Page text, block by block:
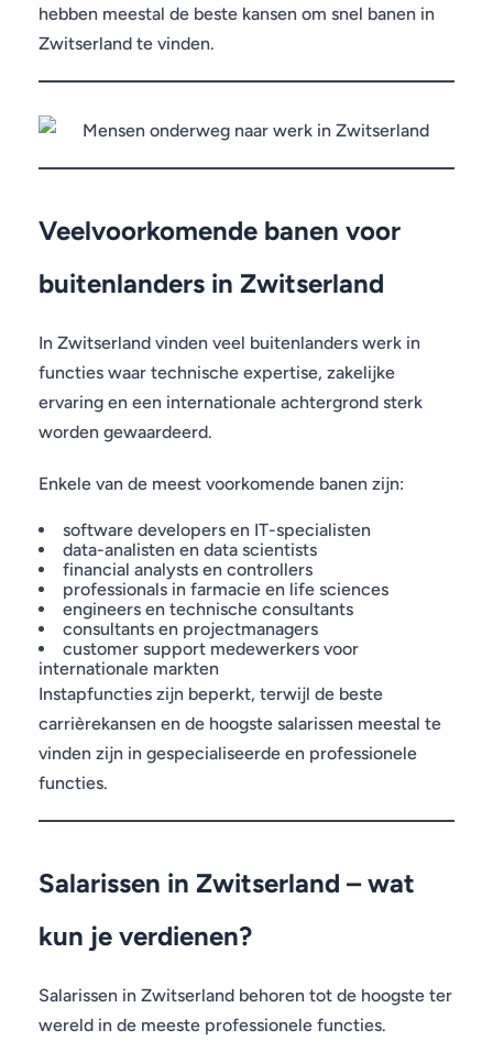
hebben meestal de beste kansen om snel banen in
Zwitserland te vinden.
Veelvoorkomende banen voor
buitenlanders in Zwitserland
In Zwitserland vinden veel buitenlanders werk in
functies waar technische expertise, zakelijke
ervaring en een internationale achtergrond sterk
worden gewaardeerd.
Enkele van de meest voorkomende banen zijn:
software developers en IT-specialisten
data-analisten en data scientists
financial analysts en controllers
professionals in farmacie en life sciences
engineers en technische consultants
consultants en projectmanagers
customer support medewerkers voor
internationale markten
Instapfuncties zijn beperkt, terwijl de beste
carrièrekansen en de hoogste salarissen meestal te
vinden zijn in gespecialiseerde en professionele
functies.
Salarissen in Zwitserland – wat
kun je verdienen?
Salarissen in Zwitserland behoren tot de hoogste ter
wereld in de meeste professionele functies.